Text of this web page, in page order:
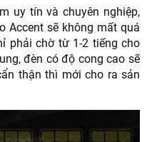
uy tín và chuyên nghiệp,
Accent sẽ không mất quá
phải chờ từ 1-2 tiếng cho
đèn có độ cong cao sẽ
thận thì mới cho ra sản